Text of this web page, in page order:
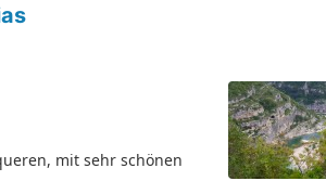
mit sehr schönen